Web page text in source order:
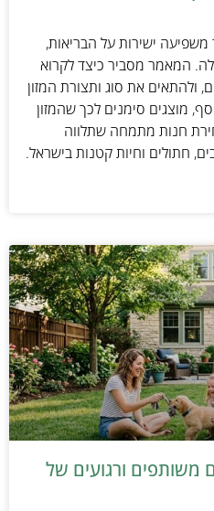
ישירות על הבריאות,
המאמר מסביר כיצד לקרוא
ולהתאים את סוג ותצורת המזון
מוצגים סימנים לכך שהמזון
חנות מתמחה שתלווה
חתולים וחיות קטנות בישראל.
משותפים ורגועים של